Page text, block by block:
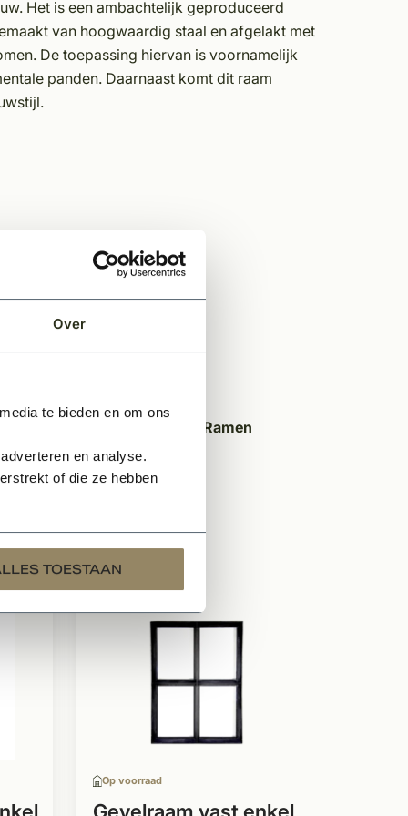
Over
te bieden en om ons
en analyse.
of die ze hebben
TOESTAAN
Het is een ambachtelijk geproduceerd
van hoogwaardig staal en afgelakt met
De toepassing hiervan is voornamelijk
panden. Daarnaast komt dit raam
in Kempische woningen. Ramen
Op voorraad